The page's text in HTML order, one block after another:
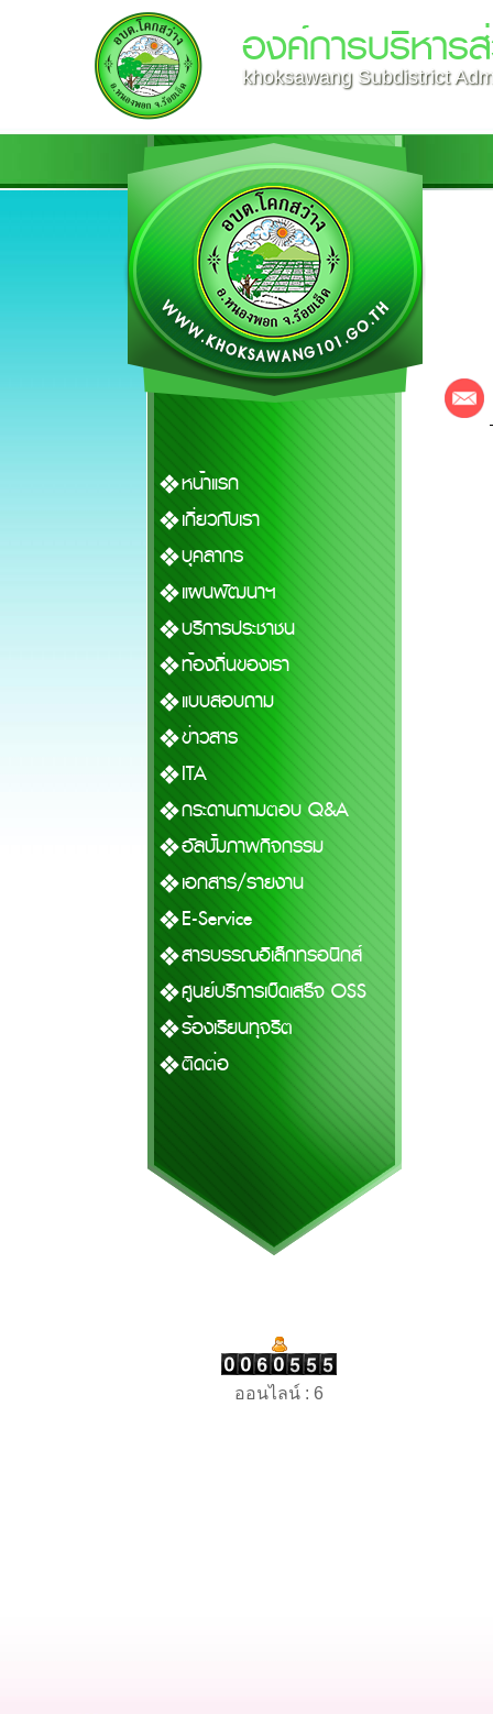
องค์การบริหาร
khoksawang Subdistrict
หน้าแรก
เกี่ยวกับเรา
บุคลากร
แผนพัฒนาฯ
บริการประชาชน
ท้องถิ่นของเรา
แบบสอบถาม
ข่าวสาร
ITA
กระดานถามตอบ Q&A
อัลบั้มภาพกิจกรรม
เอกสาร/รายงาน
E-Service
สารบรรณอิเล็กทรอนิกส์
ศูนย์บริการเบ็ดเสร็จ OSS
ร้องเรียนทุจริต
ติดต่อ
ออนไลน์ : 6